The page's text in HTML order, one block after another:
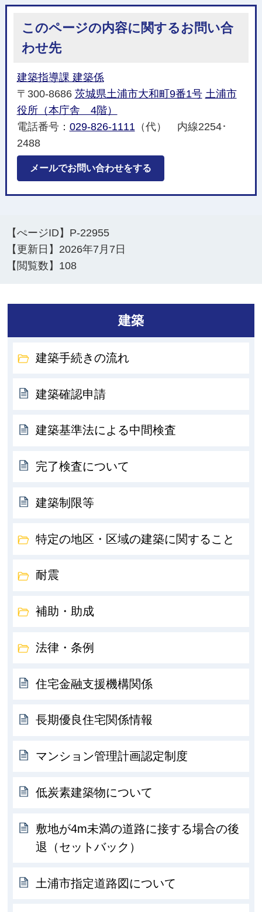
このページの内容に関するお問い合
わせ先
建築指導課 建築係
〒300-8686 茨城県土浦市大和町9番1号 土浦市
役所（本庁舎 4階）
電話番号： 029-826-1111（代） 内線2254･
2488
メールでお問い合わせをする
【ぺージID】 P-22955
【更新日】 2026年7月7日
【閲覧数】 108
建築
建築手続きの流れ
建築確認申請
建築基準法による中間検査
完了検査について
建築制限等
特定の地区・区域の建築に関すること
耐震
補助・助成
法律・条例
住宅金融支援機構関係
長期優良住宅関係情報
マンション管理計画認定制度
低炭素建築物について
敷地が4m未満の道路に接する場合の後
退（セットバック）
土浦市指定道路図について